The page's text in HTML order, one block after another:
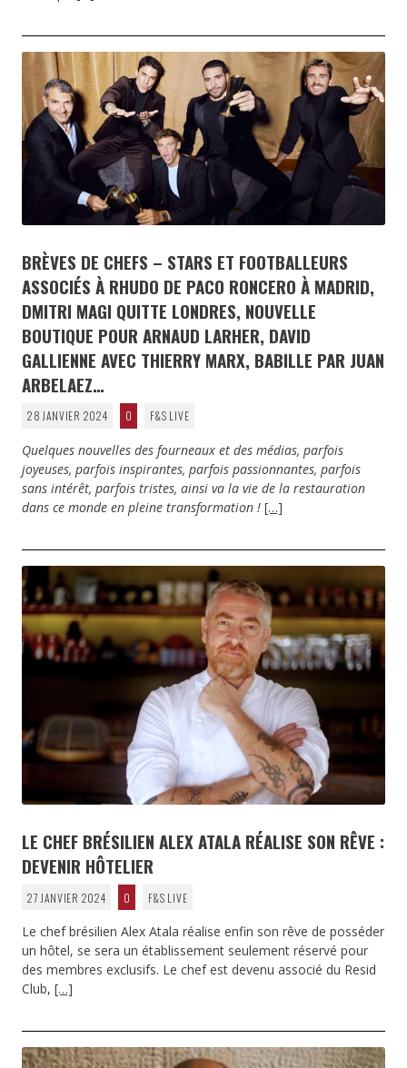
BRÈVES DE CHEFS – STARS ET FOOTBALLEURS
ASSOCIÉS À RHUDO DE PACO RONCERO À MADRID,
DMITRI MAGI QUITTE LONDRES, NOUVELLE
BOUTIQUE POUR ARNAUD LARHER, DAVID
GALLIENNE AVEC THIERRY MARX, BABILLE PAR JUAN
ARBELAEZ…
28 JANVIER 2024 0 F&S LIVE
Quelques nouvelles des fourneaux et des médias, parfois
joyeuses, parfois inspirantes, parfois passionnantes, parfois
sans intérêt, parfois tristes, ainsi va la vie de la restauration
dans ce monde en pleine transformation ! […]
LE CHEF BRÉSILIEN ALEX ATALA RÉALISE SON RÊVE :
DEVENIR HÔTELIER
27 JANVIER 2024 0 F&S LIVE
Le chef brésilien Alex Atala réalise enfin son rêve de posséder
un hôtel, se sera un établissement seulement réservé pour
des membres exclusifs. Le chef est devenu associé du Resid
Club, […]